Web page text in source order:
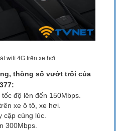
wifi 4G trên xe hơi
thông số vướt trôi của
độ lên đến 150Mbps.
xe ô tô, xe hơi.
cập cùng lúc.
300Mbps.